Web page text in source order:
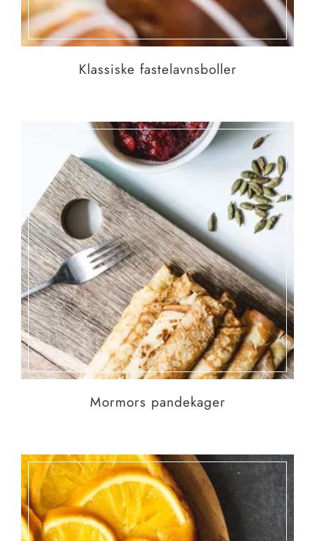
Klassiske fastelavnsboller
Mormors pandekager